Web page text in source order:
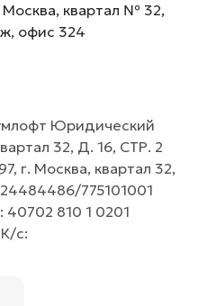
Москва, квартал № 32,
офис 324
Юридический
32, Д. 16, СТР. 2
г. Москва, квартал 32,
775101001
810 1 0201
с: